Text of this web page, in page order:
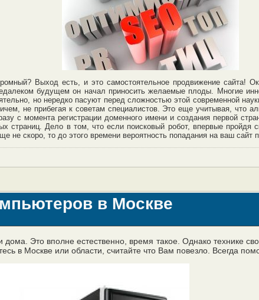
Выход есть, и это самостоятельное продвижение сайта!
будущем он начал приносить желаемые плоды. Многие
но нередко пасуют перед сложностью этой современной
не прибегая к советам специалистов. Это еще учитывая, что
с момента регистрации доменного имени и создания первой
страниц. Дело в том, что если поисковый робот, впервые
скоро, то до этого времени вероятность попадания на ваш сайт
в Москве
Это вполне естественно, время такое. Однако технике
в Москве или области, считайте что Вам повезло. Всегда